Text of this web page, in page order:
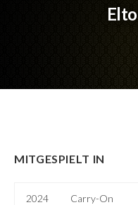
MITGESPIELT IN
2024 Carry-On